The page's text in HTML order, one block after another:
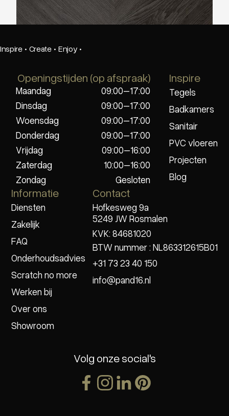
Inspire · Create · Enjoy ·
Openingstijden (op afspraak)
Maandag
09:00–17:00
Dinsdag
09:00–17:00
Woensdag
09:00–17:00
Donderdag
09:00–17:00
Vrijdag
09:00–16:00
Zaterdag
10:00–16:00
Zondag
Gesloten
Inspire
Tegels
Badkamers
Sanitair
PVC vloeren
Projecten
Blog
Informatie
Diensten
Zakelijk
FAQ
Onderhoudsadvies
Scratch no more
Werken bij
Over ons
Showroom
Contact
Hofkesweg 9a
5249 JW Rosmalen
KVK: 84681020
BTW nummer : NL863312615B01
+31 73 23 40 150
info@pand16.nl
Volg onze social's